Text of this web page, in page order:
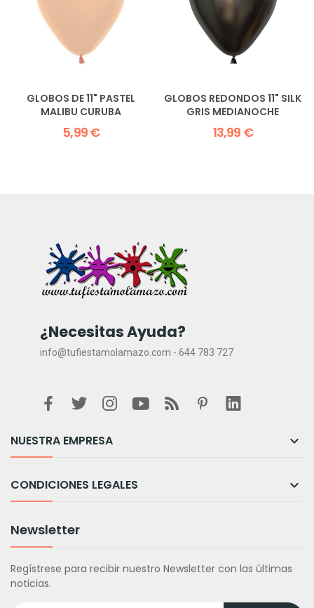
GLOBOS DE 11" PASTEL
MALIBU CURUBA
5,99 €
GLOBOS REDONDOS 11" SILK
GRIS MEDIANOCHE
13,99 €
¿Necesitas Ayuda?
info@tufiestamolamazo.com - 644 783 727
NUESTRA EMPRESA 
CONDICIONES LEGALES 
Newsletter
Regístrese para recibir nuestro Newsletter con las últimas
noticias.